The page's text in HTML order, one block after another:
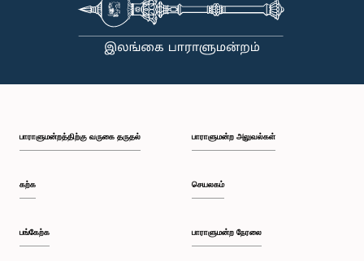
பாராளுமன்றத்திற்கு வருகை தருதல்
கற்க
பங்கேற்க
பாராளுமன்ற அலுவல்கள்
செயலகம்
பாராளுமன்ற நேரலை